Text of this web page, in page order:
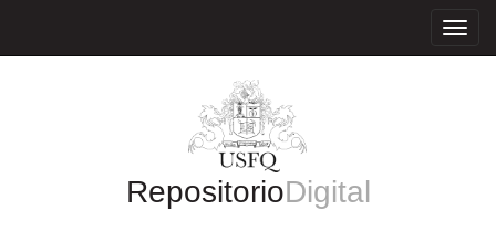
RepositorioDigital